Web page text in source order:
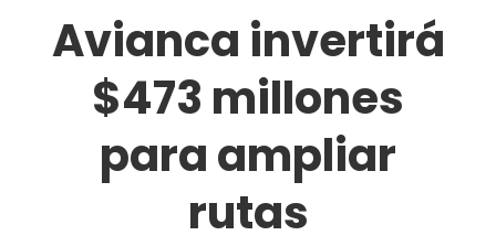
Avianca invertirá
$473 millones
para ampliar
rutas